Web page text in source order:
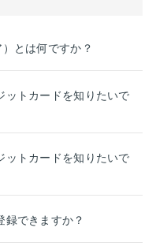
とは何ですか？
ットカードを知りたいで
ットカードを知りたいで
録できますか？